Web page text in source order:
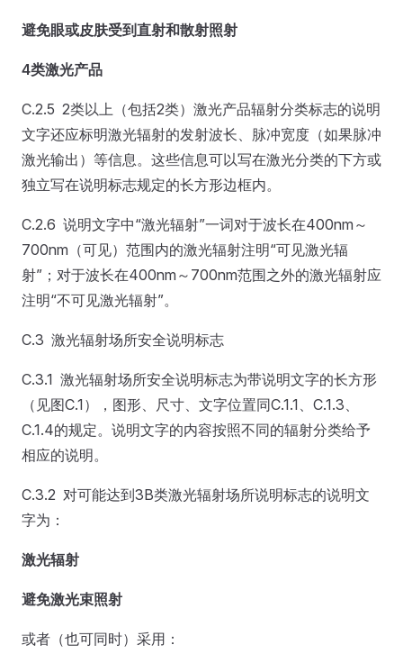
避免眼或皮肤受到直射和散射照射
4类激光产品
C.2.5 2类以上（包括2类）激光产品辐射分类标志的说明
文字还应标明激光辐射的发射波长、脉冲宽度（如果脉冲
激光输出）等信息。这些信息可以写在激光分类的下方或
独立写在说明标志规定的长方形边框内。
C.2.6 说明文字中“激光辐射”一词对于波长在400nm～
700nm（可见）范围内的激光辐射注明“可见激光辐
射”；对于波长在400nm～700nm范围之外的激光辐射应
注明“不可见激光辐射”。
C.3 激光辐射场所安全说明标志
C.3.1 激光辐射场所安全说明标志为带说明文字的长方形
（见图C.1），图形、尺寸、文字位置同C.1.1、C.1.3、
C.1.4的规定。说明文字的内容按照不同的辐射分类给予
相应的说明。
C.3.2 对可能达到3B类激光辐射场所说明标志的说明文
字为：
激光辐射
避免激光束照射
或者（也可同时）采用：